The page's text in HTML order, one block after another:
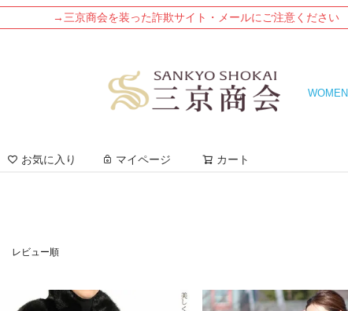
→三京商会を装った詐欺サイト・メールにご注意ください
WOMEN
お気に入り マイページ カート
レビュー順